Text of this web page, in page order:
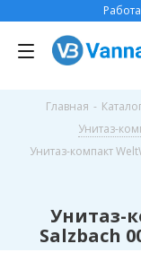
Главная -
Унитаз-
Унитаз-компакт
Унитаз-
Salzbach